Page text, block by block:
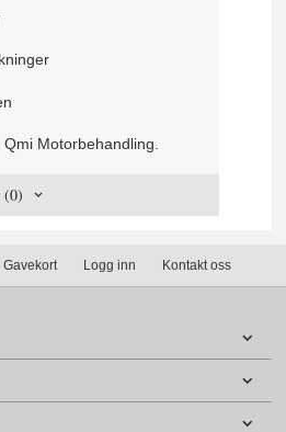
Motorbehandling.
(0)
Gavekort Logg inn Kontakt oss